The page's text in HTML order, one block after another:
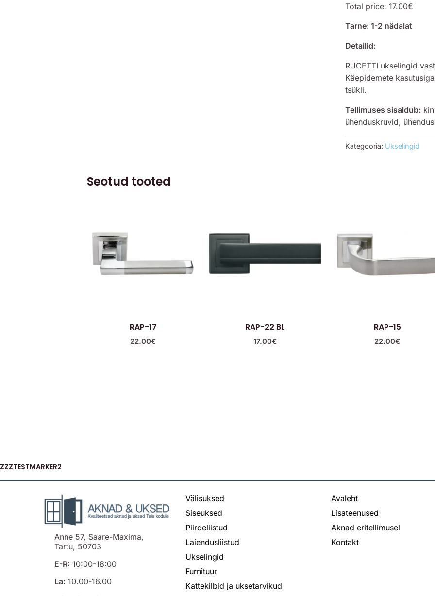
Total price:17.00€
Tarne: 1-2 nädalat
Detailid:
RUCETTI ukselingid
Käepidemete
tsükli.
Tellimuses sisaldub:
ühenduskruvid,
Kategooria: Ukselingid
Seotud tooted
RAP-17
22.00€
RAP-22 BL
17.00€
RAP-15
22.00€
ZZZTESTMARKER2
Anne 57, Saare-Maxima,
Tartu, 50703
E-R: 10:00-18:00
La: 10.00-16.00
Välisuksed
Siseuksed
Piirdeliistud
Laiendusliistud
Ukselingid
Furnituur
Kattekilbid ja uksetarvikud
Avaleht
Lisateenused
Aknad eritellimusel
Kontakt